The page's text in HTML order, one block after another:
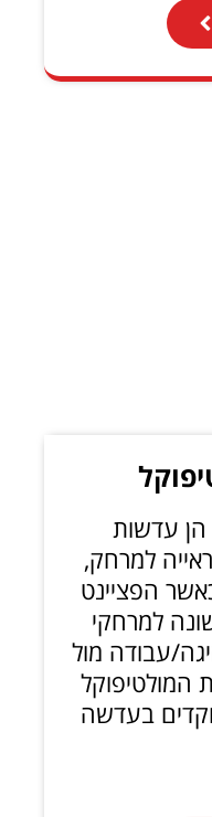
הן עדשות
למרחק,
כאשר הפציינט
למרחקי
עבודה מול
בעדשה